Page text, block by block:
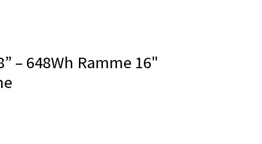
– 648Wh Ramme 16"